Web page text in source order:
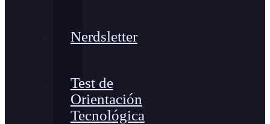
Nerdsletter
Test de
Orientación
Tecnológica